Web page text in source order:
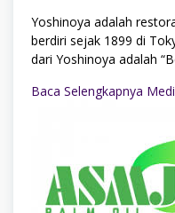
Yoshinoya adalah
berdiri sejak 1899 di
dari Yoshinoya adalah
Baca Selengkapnya